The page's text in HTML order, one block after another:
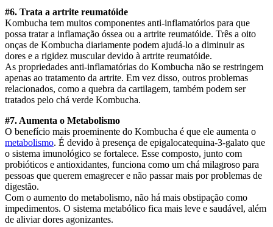
#6. Trata a artrite reumatóide
Kombucha tem muitos componentes anti-inflamatórios para que
possa tratar a inflamação óssea ou a artrite reumatóide. Três a oito
onças de Kombucha diariamente podem ajudá-lo a diminuir as
dores e a rigidez muscular devido à artrite reumatóide.
As propriedades anti-inflamatórias do Kombucha não se restringem
apenas ao tratamento da artrite. Em vez disso, outros problemas
relacionados, como a quebra da cartilagem, também podem ser
tratados pelo chá verde Kombucha.
#7. Aumenta o Metabolismo
O benefício mais proeminente do Kombucha é que ele aumenta o
metabolismo. É devido à presença de epigalocatequina-3-galato que
o sistema imunológico se fortalece. Esse composto, junto com
probióticos e antioxidantes, funciona como um chá milagroso para
pessoas que querem emagrecer e não passar mais por problemas de
digestão.
Com o aumento do metabolismo, não há mais obstipação como
impedimentos. O sistema metabólico fica mais leve e saudável, além
de aliviar dores agonizantes.